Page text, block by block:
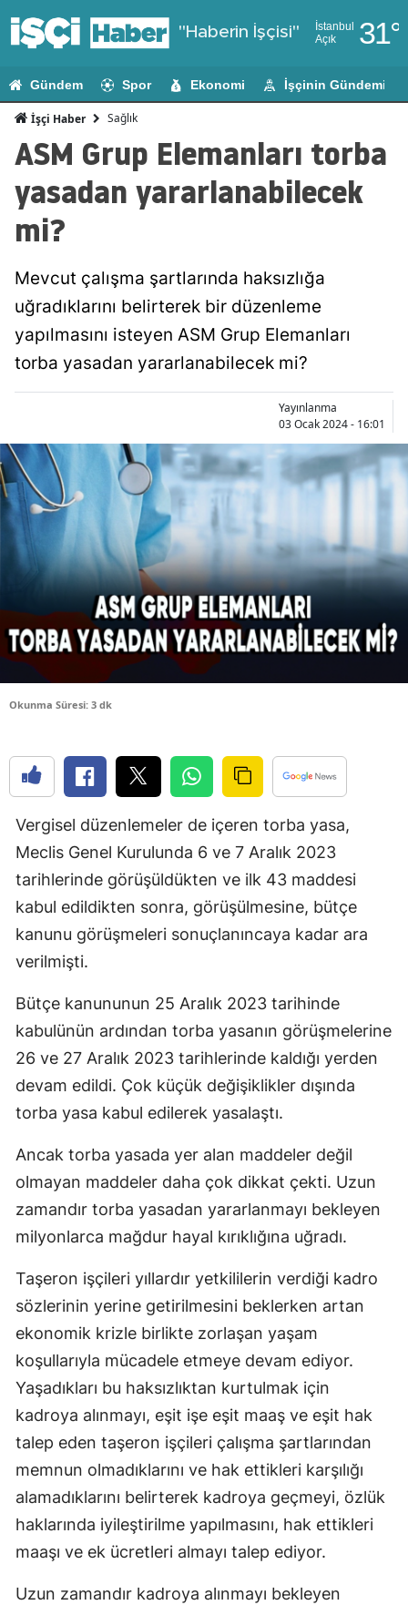
"Haberin İşçisi"
İstanbul
Açık
31°
Adıyaman
Ağrı
Amasya
Balıkesir
Bilecik
Bingöl
Bolu
Burdur
Çanakkale
Çankırı
Denizli
Diyarbakır
Edirne
Elazığ
Erzincan
Gaziantep
Giresun
Hatay
Isparta
Mersin
İstanbul
Kars
Kayseri
Kırklareli
Kırşehir
Gündem Spor Ekonomi İşçinin Gündemi
İşçi Haber Sağlık
ASM Grup Elemanları torba
yasadan yararlanabilecek
mi?
Mevcut çalışma şartlarında haksızlığa
uğradıklarını belirterek bir düzenleme
yapılmasını isteyen ASM Grup Elemanları
torba yasadan yararlanabilecek mi?
Yayınlanma
03 Ocak 2024 - 16:01
Okunma Süresi: 3 dk
Vergisel düzenlemeler de içeren torba yasa,
Meclis Genel Kurulunda 6 ve 7 Aralık 2023
tarihlerinde görüşüldükten ve ilk 43 maddesi
kabul edildikten sonra, görüşülmesine, bütçe
kanunu görüşmeleri sonuçlanıncaya kadar ara
verilmişti.
Bütçe kanununun 25 Aralık 2023 tarihinde
kabulünün ardından torba yasanın görüşmelerine
26 ve 27 Aralık 2023 tarihlerinde kaldığı yerden
devam edildi. Çok küçük değişiklikler dışında
torba yasa kabul edilerek yasalaştı.
Ancak torba yasada yer alan maddeler değil
olmayan maddeler daha çok dikkat çekti. Uzun
zamandır torba yasadan yararlanmayı bekleyen
milyonlarca mağdur hayal kırıklığına uğradı.
Taşeron işçileri yıllardır yetkililerin verdiği kadro
sözlerinin yerine getirilmesini beklerken artan
ekonomik krizle birlikte zorlaşan yaşam
koşullarıyla mücadele etmeye devam ediyor.
Yaşadıkları bu haksızlıktan kurtulmak için
kadroya alınmayı, eşit işe eşit maaş ve eşit hak
talep eden taşeron işçileri çalışma şartlarından
memnun olmadıklarını ve hak ettikleri karşılığı
alamadıklarını belirterek kadroya geçmeyi, özlük
haklarında iyileştirilme yapılmasını, hak ettikleri
maaşı ve ek ücretleri almayı talep ediyor.
Uzun zamandır kadroya alınmayı bekleyen